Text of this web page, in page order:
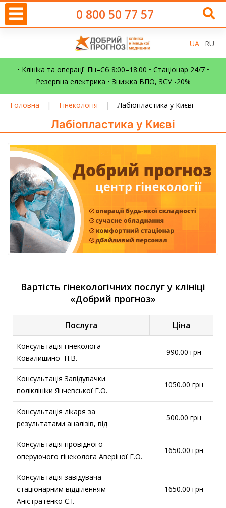
0 800 50 77 57
UA RU
• Клініка та операції Пн–Сб 8:00–18:00 • Стаціонар 24/7 •
Резервна електрика • Знижка ВПО, ЗСУ -20%
Головна | Гінекологія | Лабіопластика у Києві
Лабіопластика у Києві
Вартість гінекологічних послуг у клініці
«Добрий прогноз»
Послуга Ціна
Консультація гінеколога
Ковалишиної Н.В.
990.00 грн
Консультація Завідувачки
поліклініки Янчевської Г.О.
1050.00 грн
Консультація лікаря за
результатами аналізів, від
500.00 грн
Консультація провідного
оперуючого гінеколога Аверіної Г.О.
1650.00 грн
Консультація завідувача
стаціонарним відділенням
Аністратенко С.І.
1650.00 грн